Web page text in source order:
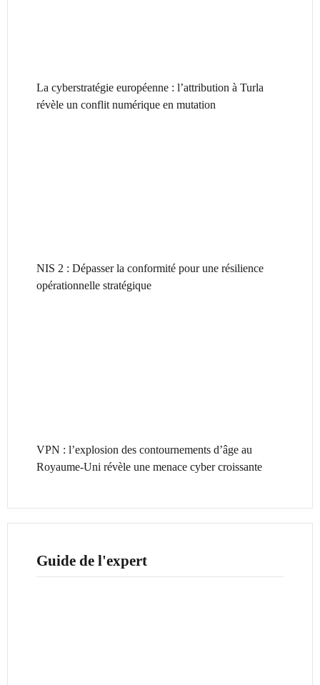
La cyberstratégie européenne : l’attribution à Turla
révèle un conflit numérique en mutation
NIS 2 : Dépasser la conformité pour une résilience
opérationnelle stratégique
VPN : l’explosion des contournements d’âge au
Royaume-Uni révèle une menace cyber croissante
Guide de l'expert